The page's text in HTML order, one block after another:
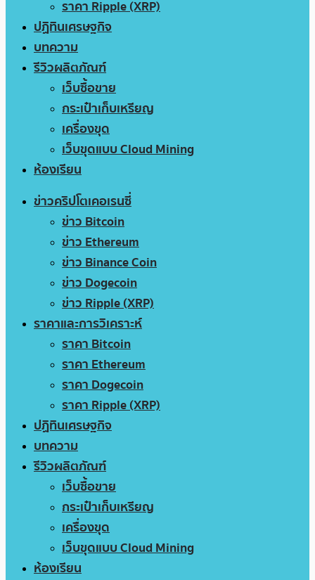
ราคา Ripple (XRP)
ปฏิทินเศรษฐกิจ
บทความ
รีวิวผลิตภัณฑ์
เว็บซื้อขาย
กระเป๋าเก็บเหรียญ
เครื่องขุด
เว็บขุดแบบ Cloud Mining
ห้องเรียน
ข่าวคริปโตเคอเรนซี่
ข่าว Bitcoin
ข่าว Ethereum
ข่าว Binance Coin
ข่าว Dogecoin
ข่าว Ripple (XRP)
ราคาและการวิเคราะห์
ราคา Bitcoin
ราคา Ethereum
ราคา Dogecoin
ราคา Ripple (XRP)
ปฏิทินเศรษฐกิจ
บทความ
รีวิวผลิตภัณฑ์
เว็บซื้อขาย
กระเป๋าเก็บเหรียญ
เครื่องขุด
เว็บขุดแบบ Cloud Mining
ห้องเรียน